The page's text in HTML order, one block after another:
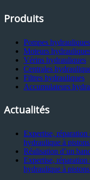
Produits
Pompes hydrauliques
Moteurs
Vérins hydrauliques
Centrales
Filtres hydrauliques
Accumulateurs
Actualités
Expertise, réparation
hydraulique à
Réalisation d’un
Expertise, réparation
hydraulique à